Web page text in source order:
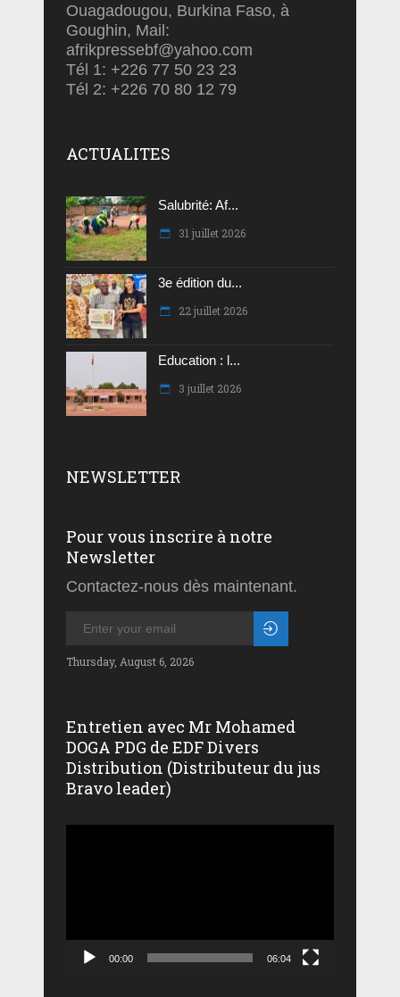
Ouagadougou, Burkina Faso, à
Goughin, Mail:
afrikpressebf@yahoo.com
Tél 1: +226 77 50 23 23
Tél 2: +226 70 80 12 79
ACTUALITES
Salubrité: Af...
31 juillet 2026
3e édition du...
22 juillet 2026
Education : l...
3 juillet 2026
NEWSLETTER
Pour vous inscrire à notre
Newsletter
Contactez-nous dès maintenant.
Thursday, August 6, 2026
Entretien avec Mr Mohamed
DOGA PDG de EDF Divers
Distribution (Distributeur du jus
Bravo leader)
00:00 06:04